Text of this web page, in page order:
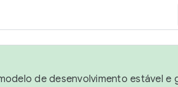
de desenvolvimento estável e